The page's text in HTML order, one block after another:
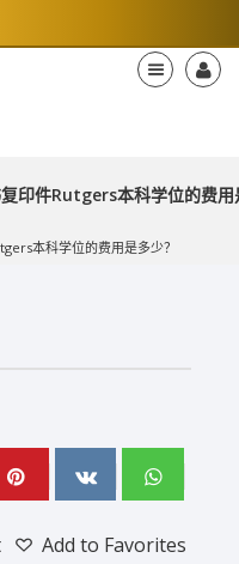
印件Rutgers本科学位的费用
本科学位的费用是多少？
Add to Favorites